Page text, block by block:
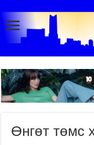
Өнгөт төмс